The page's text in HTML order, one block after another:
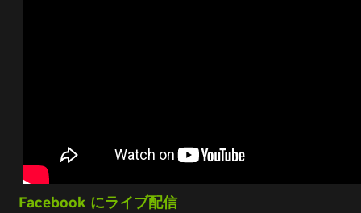
Facebook にライブ配信